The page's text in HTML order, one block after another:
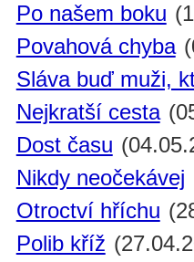
Po našem boku
Povahová chyba
Sláva buď muži,
Nejkratší cesta
Dost času
Nikdy neočekávej
Otroctví hříchu
Polib kříž